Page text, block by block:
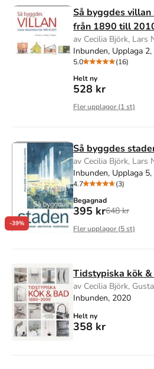
Så byggdes
från 1890 till
av Cecilia Björk, Lars
Inbunden, Upplaga
5.0
(16)
Helt ny
528 kr
Fler upplagor (1st)
-39%
Så byggdes
av Cecilia Björk, Lars
Inbunden, Upplaga
4.7
(3)
Begagnad
395 kr648 kr
Fler upplagor (5st)
Tidstypiska kök
av Cecilia Björk,
Inbunden, 2020
Helt ny
358 kr